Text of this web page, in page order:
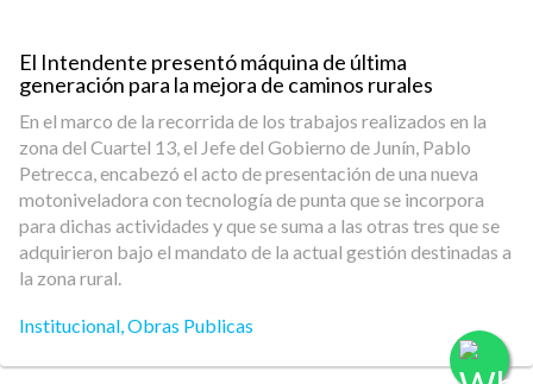
El Intendente presentó máquina de última
generación para la mejora de caminos rurales
En el marco de la recorrida de los trabajos realizados en la
zona del Cuartel 13, el Jefe del Gobierno de Junín, Pablo
Petrecca, encabezó el acto de presentación de una nueva
motoniveladora con tecnología de punta que se incorpora
para dichas actividades y que se suma a las otras tres que se
adquirieron bajo el mandato de la actual gestión destinadas a
la zona rural.
Institucional,Obras Publicas